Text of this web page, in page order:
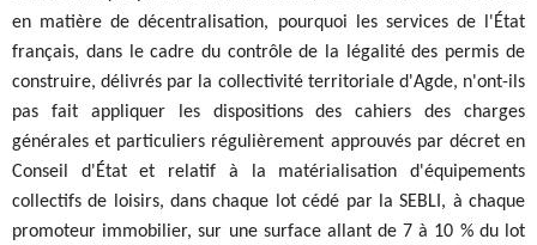
en matière de décentralisation, pourquoi les services de l'État
français, dans le cadre du contrôle de la légalité des permis de
construire, délivrés par la collectivité territoriale d'Agde, n'ont-ils
pas fait appliquer les dispositions des cahiers des charges
générales et particuliers régulièrement approuvés par décret en
Conseil d'État et relatif à la matérialisation d'équipements
collectifs de loisirs, dans chaque lot cédé par la SEBLI, à chaque
promoteur immobilier, sur une surface allant de 7 à 10 % du lot